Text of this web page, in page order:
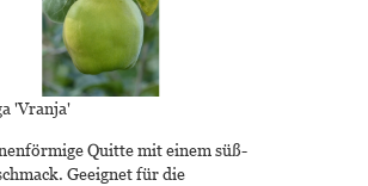
'Vranja'
Quitte mit einem süß-
Geeignet für die